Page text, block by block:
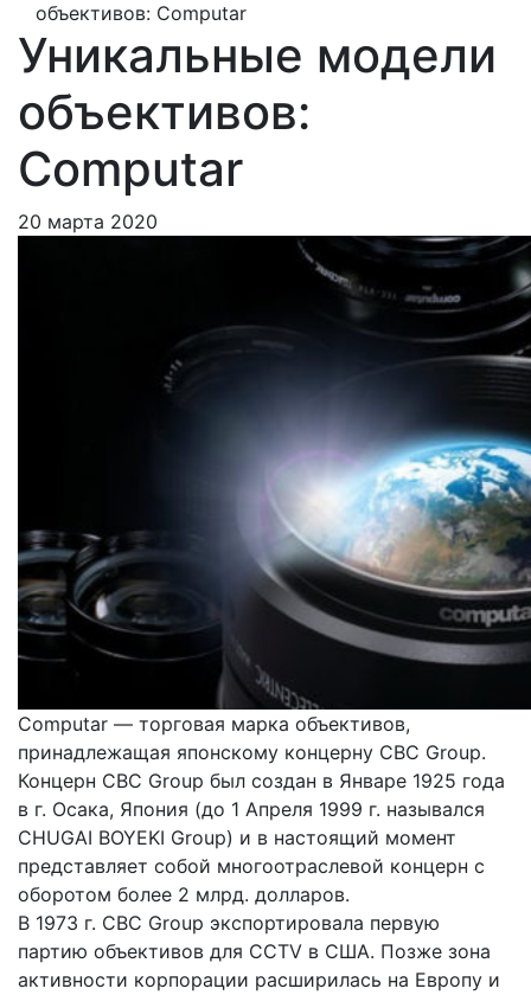
объективов: Computar
Уникальные модели
объективов:
Computar
20 марта 2020
Computar — торговая марка объективов,
принадлежащая японскому концерну CBC Group.
Концерн CBC Group был создан в Январе 1925 года
в г. Осака, Япония (до 1 Апреля 1999 г. назывался
CHUGAI BOYEKI Group) и в настоящий момент
представляет собой многоотраслевой концерн с
оборотом более 2 млрд. долларов.
В 1973 г. CBC Group экспортировала первую
партию объективов для CCTV в США. Позже зона
активности корпорации расширилась на Европу и